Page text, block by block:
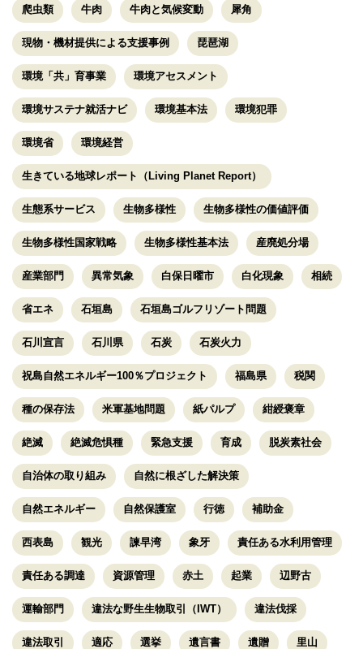
爬虫類 牛肉 牛肉と気候変動 犀角
現物・機材提供による支援事例 琵琶湖
環境「共」育事業 環境アセスメント
環境サステナ就活ナビ 環境基本法 環境犯罪
環境省 環境経営
生きている地球レポート（Living Planet Report）
生態系サービス 生物多様性 生物多様性の価値評価
生物多様性国家戦略 生物多様性基本法 産廃処分場
産業部門 異常気象 白保日曜市 白化現象 相続
省エネ 石垣島 石垣島ゴルフリゾート問題
石川宣言 石川県 石炭 石炭火力
祝島自然エネルギー100％プロジェクト 福島県 税関
種の保存法 米軍基地問題 紙パルプ 紺綬褒章
絶滅 絶滅危惧種 緊急支援 育成 脱炭素社会
自治体の取り組み 自然に根ざした解決策
自然エネルギー 自然保護室 行徳 補助金
西表島 観光 諫早湾 象牙 責任ある水利用管理
責任ある調達 資源管理 赤土 起業 辺野古
運輸部門 違法な野生生物取引（IWT） 違法伐採
違法取引 適応 選挙 遺言書 遺贈 里山